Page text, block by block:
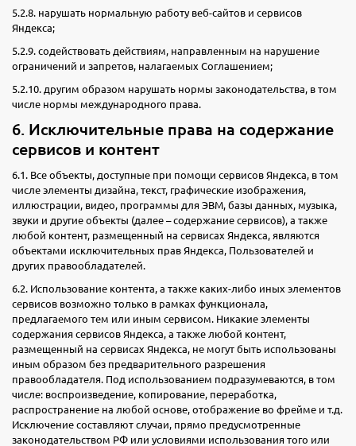
5.2.8. нарушать нормальную работу веб-сайтов и сервисов
Яндекса;
5.2.9. содействовать действиям, направленным на нарушение
ограничений и запретов, налагаемых Соглашением;
5.2.10. другим образом нарушать нормы законодательства, в том
числе нормы международного права.
6. Исключительные права на содержание
сервисов и контент
6.1. Все объекты, доступные при помощи сервисов Яндекса, в том
числе элементы дизайна, текст, графические изображения,
иллюстрации, видео, программы для ЭВМ, базы данных, музыка,
звуки и другие объекты (далее – содержание сервисов), а также
любой контент, размещенный на сервисах Яндекса, являются
объектами исключительных прав Яндекса, Пользователей и
других правообладателей.
6.2. Использование контента, а также каких-либо иных элементов
сервисов возможно только в рамках функционала,
предлагаемого тем или иным сервисом. Никакие элементы
содержания сервисов Яндекса, а также любой контент,
размещенный на сервисах Яндекса, не могут быть использованы
иным образом без предварительного разрешения
правообладателя. Под использованием подразумеваются, в том
числе: воспроизведение, копирование, переработка,
распространение на любой основе, отображение во фрейме и т.д.
Исключение составляют случаи, прямо предусмотренные
законодательством РФ или условиями использования того или